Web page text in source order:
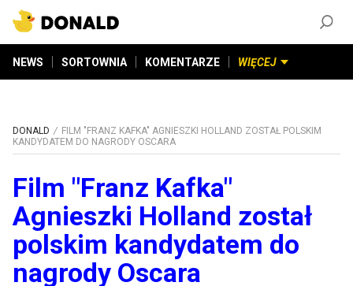
NEWS SORTOWNIA KOMENTARZE WIĘCEJ
DONALD
FILM "FRANZ KAFKA" AGNIESZKI HOLLAND ZOSTAŁ POLSKIM
KANDYDATEM DO NAGRODY OSCARA
Film "Franz Kafka"
Agnieszki Holland został
polskim kandydatem do
nagrody Oscara